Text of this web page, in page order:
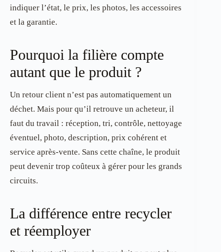
indiquer l’état, le prix, les photos, les accessoires
et la garantie.
Pourquoi la filière compte
autant que le produit ?
Un retour client n’est pas automatiquement un
déchet. Mais pour qu’il retrouve un acheteur, il
faut du travail : réception, tri, contrôle, nettoyage
éventuel, photo, description, prix cohérent et
service après-vente. Sans cette chaîne, le produit
peut devenir trop coûteux à gérer pour les grands
circuits.
La différence entre recycler
et réemployer